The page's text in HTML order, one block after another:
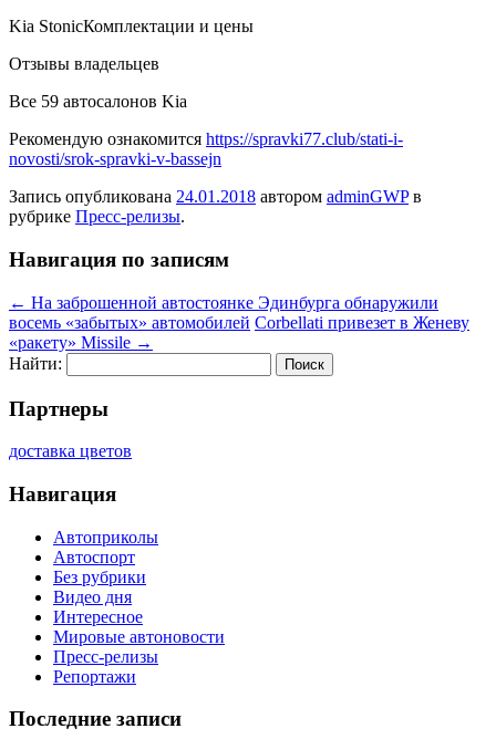
Kia StonicКомплектации и цены
Отзывы владельцев
Все 59 автосалонов Kia
Рекомендую ознакомится https://spravki77.club/stati-i-
novosti/srok-spravki-v-bassejn
Запись опубликована 24.01.2018 автором adminGWPв
рубрике Пресс-релизы.
Навигация по записям
← На заброшенной автостоянке Эдинбурга обнаружили
восемь «забытых» автомобилей Corbellati привезет в Женеву
«ракету» Missile →
Найти:
Партнеры
доставка цветов
Навигация
Автоприколы
Автоспорт
Без рубрики
Видео дня
Интересное
Мировые автоновости
Пресс-релизы
Репортажи
Последние записи